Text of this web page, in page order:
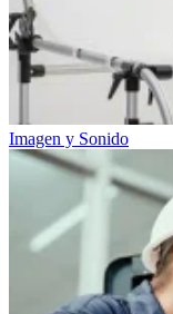
Imagen y Sonido